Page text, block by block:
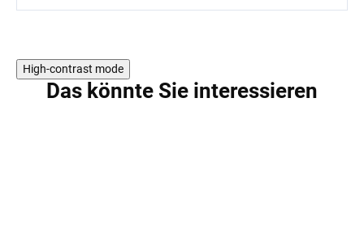
High-contrast mode
Das könnte Sie interessieren